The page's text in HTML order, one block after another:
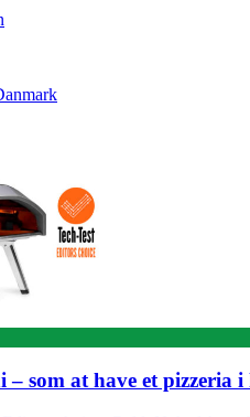
som at have et pizzeria i